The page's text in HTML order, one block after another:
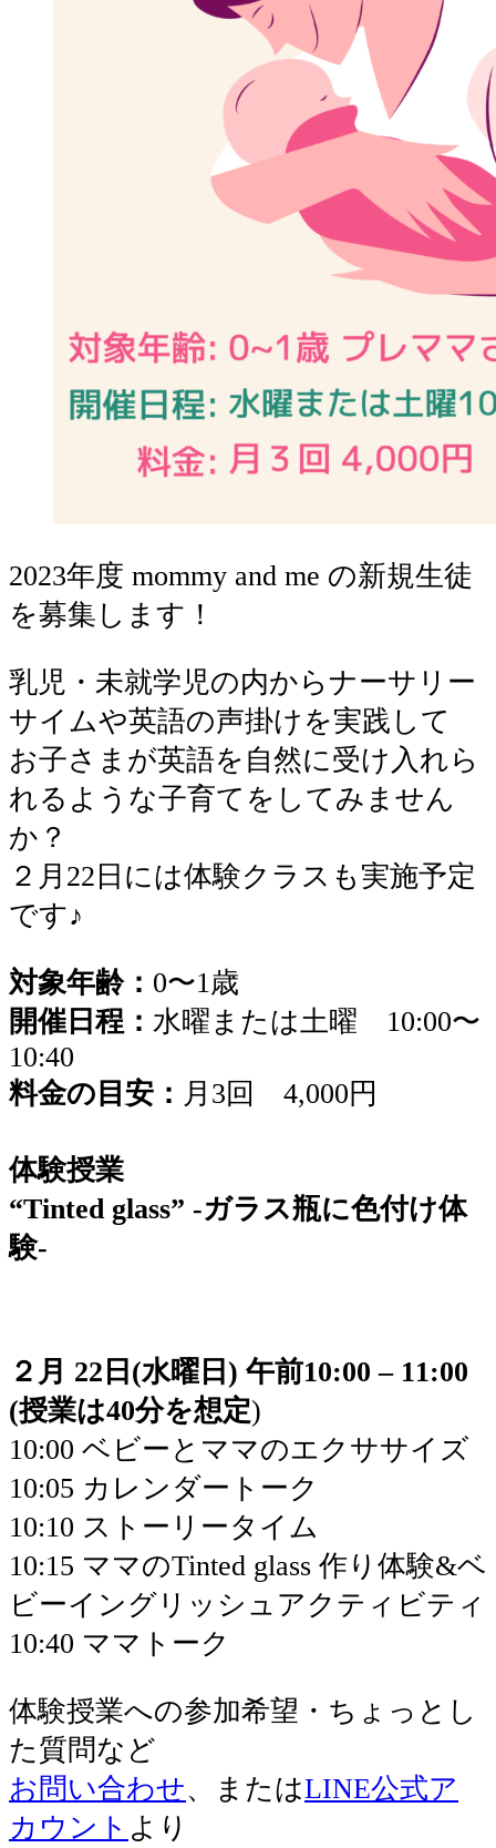
2023年度 mommy and me の新規生徒
を募集します！
乳児・未就学児の内からナーサリー
サイムや英語の声掛けを実践して
お子さまが英語を自然に受け入れら
れるような子育てをしてみません
か？
２月22日には体験クラスも実施予定
です♪
対象年齢： 0〜1歳
開催日程： 水曜または土曜 10:00〜
10:40
料金の目安： 月3回 4,000円
体験授業
“Tinted glass” -ガラス瓶に色付け体
験-
２月 22日(水曜日) 午前10:00 – 11:00
(授業は40分を想定)
10:00 ベビーとママのエクササイズ
10:05 カレンダートーク
10:10 ストーリータイム
10:15 ママのTinted glass 作り体験&ベ
ビーイングリッシュアクティビティ
10:40 ママトーク
体験授業への参加希望・ちょっとし
た質問など
お問い合わせ、またはLINE公式ア
カウント より